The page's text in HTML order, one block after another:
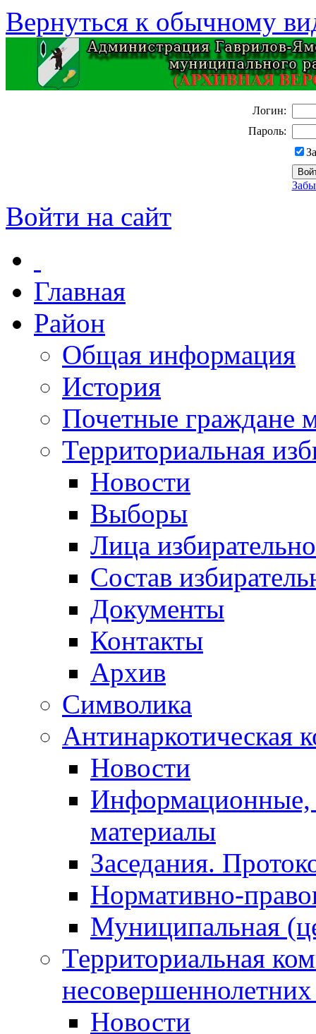
Вернуться к обычному
Логин:
Пароль:
Войти на сайт
Главная
Район
Общая информация
История
Почетные граждане
Территориальная
Новости
Выборы
Лица
Состав
Документы
Контакты
Архив
Символика
Антинаркотическая
Новости
Информационные,
материалы
Заседания.
Нормативно-
Муниципальная
Территориальная
Новости